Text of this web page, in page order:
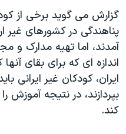
گزارش می گوید برخی از
پناهندگی در کشورهای غیر
آمدند، اما تهیه مدارک و
اندازه ای که برای بقای
ایران، کودکان غیر ایرانی
بپردازند، در نتیجه
کند.